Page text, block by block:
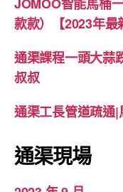
JOMOO智能馬桶
款款）【2023年最
通渠課程一頭大蒜
叔叔
通渠工長管道疏通|
通渠現場